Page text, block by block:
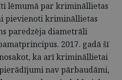
lēmumā par krimināllietas
pievienoti krimināllietas
paredzēja diametrāli
2017. gadā šī
ka arī krimināllietai
nav pārbaudāmi,